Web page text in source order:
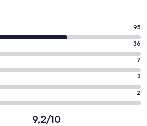
95
36
7
3
2
9,2/10